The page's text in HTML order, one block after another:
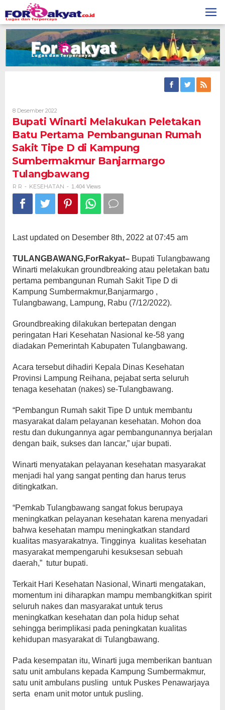
to
content
8 Desember 2022
R
R
Bupati Winarti Melakukan Peletakan
Batu Pertama Pembangunan Rumah
Sakit Tipe D di Kampung
Sumbermakmur Banjarmargo
Tulangbawang
R R - KESEHATAN - 1.404 Views
Last updated on Desember 8th, 2022 at 07:45 am
TULANGBAWANG,ForRakyat– Bupati Tulangbawang
Winarti melakukan groundbreaking atau peletakan batu
pertama pembangunan Rumah Sakit Tipe D di
Kampung Sumbermakmur,Banjarmargo ,
Tulangbawang, Lampung, Rabu (7/12/2022).
Groundbreaking dilakukan bertepatan dengan
peringatan Hari Kesehatan Nasional ke-58 yang
diadakan Pemerintah Kabupaten Tulangbawang.
Acara tersebut dihadiri Kepala Dinas Kesehatan
Provinsi Lampung Reihana, pejabat serta seluruh
tenaga kesehatan (nakes) se-Tulangbawang.
“Pembangun Rumah sakit Tipe D untuk membantu
masyarakat dalam pelayanan kesehatan. Mohon doa
restu dan dukungannya agar pembangunannya berjalan
dengan baik, sukses dan lancar,” ujar bupati.
Winarti menyatakan pelayanan kesehatan masyarakat
menjadi hal yang sangat penting dan harus terus
ditingkatkan.
“Pemkab Tulangbawang sangat fokus berupaya
meningkatkan pelayanan kesehatan karena menyadari
bahwa kesehatan mampu meningkatkan standard
kualitas masyarakatnya. Tingginya kualitas kesehatan
masyarakat mempengaruhi kesuksesan sebuah
daerah,” tutur bupati.
Terkait Hari Kesehatan Nasional, Winarti mengatakan,
momentum ini diharapkan mampu membangkitkan spirit
seluruh nakes dan masyarakat untuk terus
meningkatkan kesehatan dan pola hidup sehat
sehingga berimplikasi pada peningkatan kualitas
kehidupan masyarakat di Tulangbawang.
Pada kesempatan itu, Winarti juga memberikan bantuan
satu unit ambulans kepada Kampung Sumbermakmur,
satu unit ambulans pusling untuk Puskes Penawarjaya
serta enam unit motor untuk pusling.